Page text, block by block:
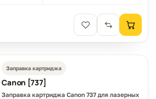
Заправка картриджа
Canon [737]
Заправка картриджа Canon 737 для лазерных